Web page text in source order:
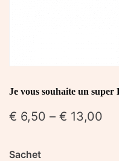
Je vous souhaite un super
€ 6,50 – € 13,00
Sachet